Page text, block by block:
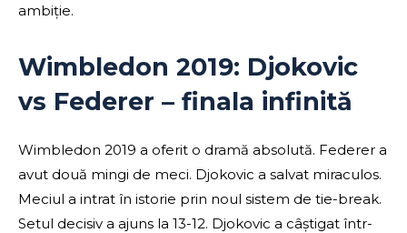
ambiție.
Wimbledon 2019: Djokovic
vs Federer – finala infinită
Wimbledon 2019 a oferit o dramă absolută. Federer a
avut două mingi de meci. Djokovic a salvat miraculos.
Meciul a intrat în istorie prin noul sistem de tie-break.
Setul decisiv a ajuns la 13-12. Djokovic a câștigat într-